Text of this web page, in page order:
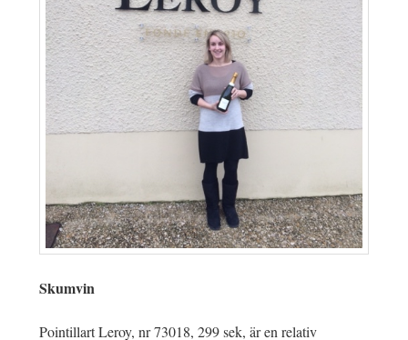
Skumvin
Pointillart Leroy, nr 73018, 299 sek, är en relativ